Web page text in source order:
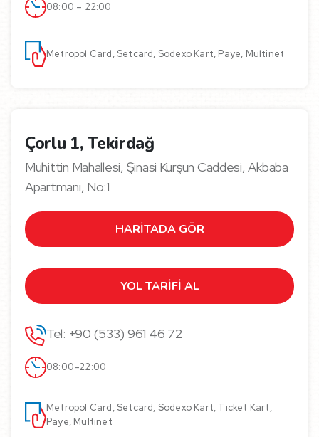
08:00 – 22:00
Metropol Card, Setcard, Sodexo Kart, Paye, Multinet
Çorlu 1, Tekirdağ
Muhittin Mahallesi, Şinasi Kurşun Caddesi, Akbaba
Apartmanı, No:1
HARİTADA GÖR
YOL TARİFİ AL
Tel: +90 (533) 961 46 72
08:00–22:00
Metropol Card, Setcard, Sodexo Kart, Ticket Kart,
Paye, Multinet